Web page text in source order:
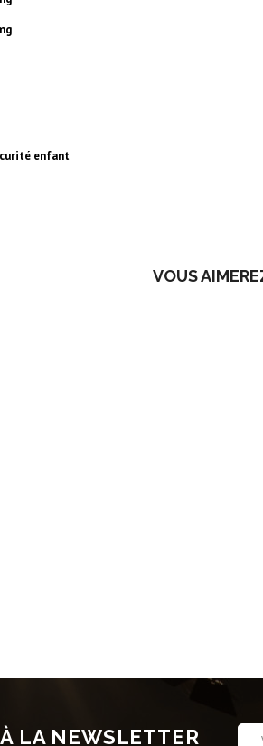
enfant
VOUS
LA NEWSLETTER